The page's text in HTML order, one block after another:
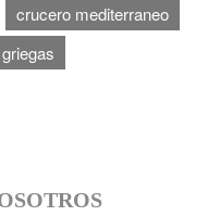
crucero mediterraneo